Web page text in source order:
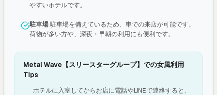
やすいホテルです。
駐車場駐車場を備えているため、車での来店が可能です。
荷物が多い方や、深夜・早朝の利用にも便利です。
Metal Wave【スリースターグループ】での女風利用
Tips
ホテルに入室してからお店に電話やLINEで連絡すると、